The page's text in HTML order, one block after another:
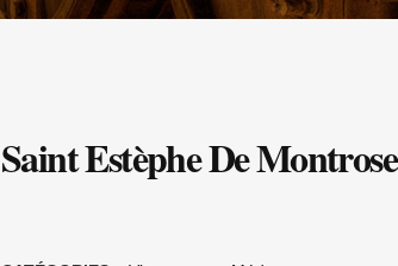
Saint Estèphe De Montrose